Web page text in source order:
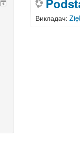
Викладач: